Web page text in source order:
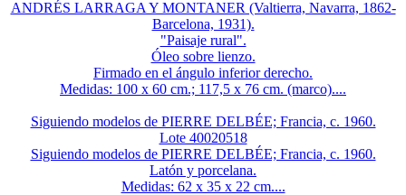
ANDRÉS LARRAGA Y MONTANER (Valtierra, Navarra, 1862-
Barcelona, 1931).
"Paisaje rural".
Óleo sobre lienzo.
Firmado en el ángulo inferior derecho.
Medidas: 100 x 60 cm.; 117,5 x 76 cm. (marco)....
Siguiendo modelos de PIERRE DELBÉE; Francia, c. 1960.
Lote 40020518
Siguiendo modelos de PIERRE DELBÉE; Francia, c. 1960.
Latón y porcelana.
Medidas: 62 x 35 x 22 cm....